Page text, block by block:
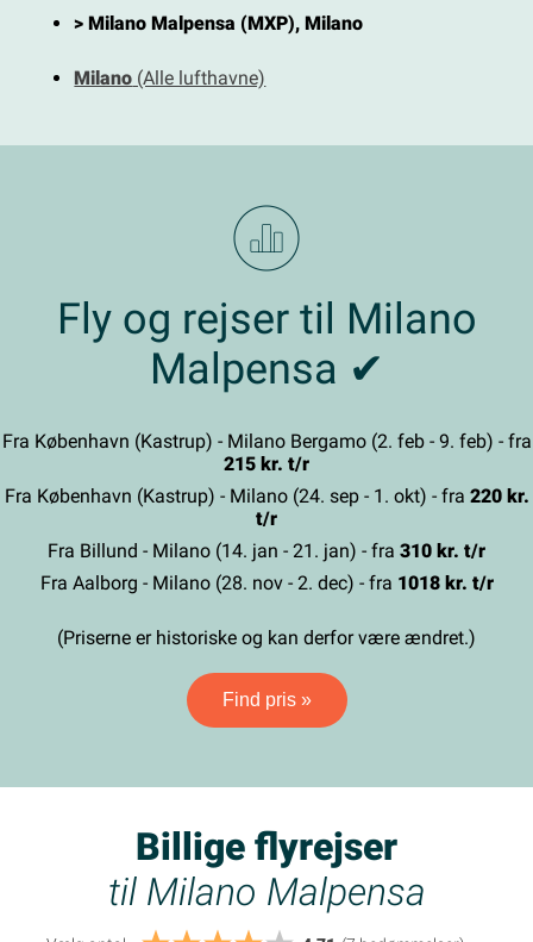
> Milano Malpensa (MXP), Milano
Milano (Alle lufthavne)
Fly og rejser til Milano
Malpensa ✔
Fra København (Kastrup) - Milano Bergamo (2. feb - 9. feb) - fra
215 kr. t/r
Fra København (Kastrup) - Milano (24. sep - 1. okt) - fra 220 kr.
t/r
Fra Billund - Milano (14. jan - 21. jan) - fra 310 kr. t/r
Fra Aalborg - Milano (28. nov - 2. dec) - fra 1018 kr. t/r
(Priserne er historiske og kan derfor være ændret.)
Find pris »
Billige flyrejser
til Milano Malpensa